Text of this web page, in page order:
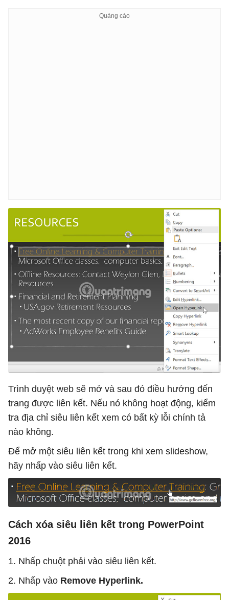
Trình duyệt web sẽ mở và sau đó điều hướng đến
trang được liên kết. Nếu nó không hoạt động, kiểm
tra địa chỉ siêu liên kết xem có bất kỳ lỗi chính tả
nào không.
Để mở một siêu liên kết trong khi xem slideshow,
hãy nhấp vào siêu liên kết.
Cách xóa siêu liên kết trong PowerPoint
2016
1. Nhấp chuột phải vào siêu liên kết.
2. Nhấp vào Remove Hyperlink.